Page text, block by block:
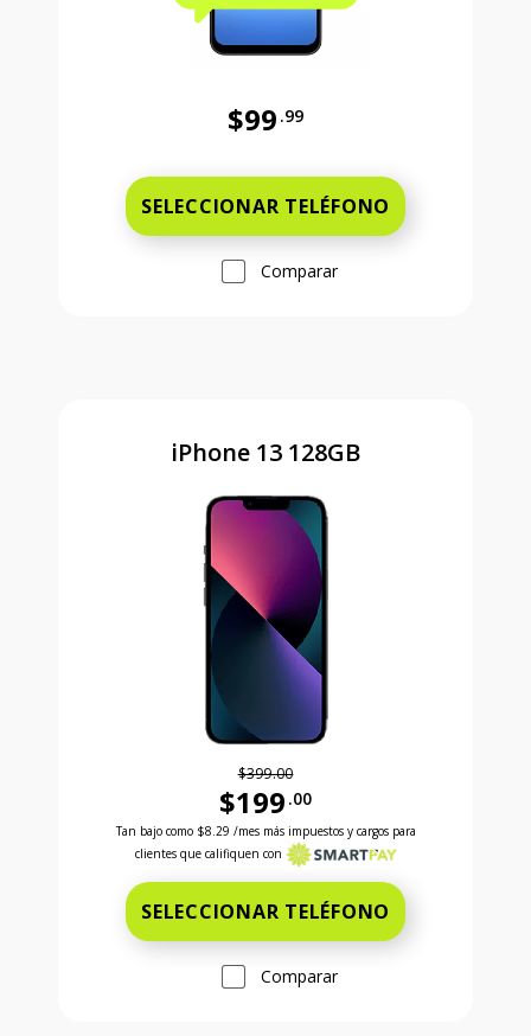
$99 .99
SELECCIONAR TELÉFONO
Comparar
iPhone 13 128GB
$399.00
$199 .00
Antes el precio era 399 dollars and 00 cents
Tan bajo como $8.29 /mes más impuestos y cargos para
clientes que califiquen con
SELECCIONAR TELÉFONO
Comparar